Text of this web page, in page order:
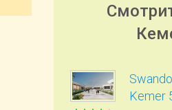
Kemer